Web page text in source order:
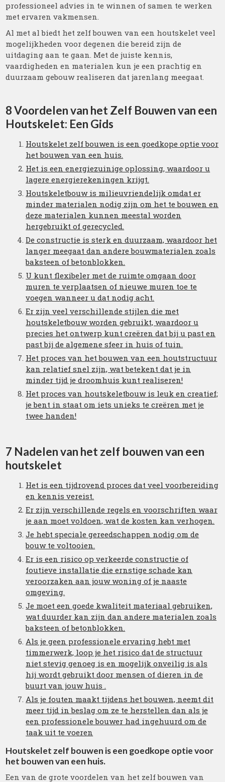
professioneel advies in te winnen of samen te werken
met ervaren vakmensen.
Al met al biedt het zelf bouwen van een houtskelet veel
mogelijkheden voor degenen die bereid zijn de
uitdaging aan te gaan. Met de juiste kennis,
vaardigheden en materialen kun je een prachtig en
duurzaam gebouw realiseren dat jarenlang meegaat.
8 Voordelen van het Zelf Bouwen van een
Houtskelet: Een Gids
Houtskelet zelf bouwen is een goedkope optie voor
het bouwen van een huis.
Het is een energiezuinige oplossing, waardoor u
lagere energierekeningen krijgt.
Houtskeletbouw is milieuvriendelijk omdat er
minder materialen nodig zijn om het te bouwen en
deze materialen kunnen meestal worden
hergebruikt of gerecycled.
De constructie is sterk en duurzaam, waardoor het
langer meegaat dan andere bouwmaterialen zoals
baksteen of betonblokken.
U kunt flexibeler met de ruimte omgaan door
muren te verplaatsen of nieuwe muren toe te
voegen wanneer u dat nodig acht.
Er zijn veel verschillende stijlen die met
houtskeletbouw worden gebruikt, waardoor u
precies het ontwerp kunt creëren dat bij u past en
past bij de algemene sfeer in huis of tuin.
Het proces van het bouwen van een houtstructuur
kan relatief snel zijn, wat betekent dat je in
minder tijd je droomhuis kunt realiseren!
Het proces van houtskeletbouw is leuk en creatief;
je bent in staat om iets unieks te creëren met je
twee handen!
7 Nadelen van het zelf bouwen van een
houtskelet
Het is een tijdrovend proces dat veel voorbereiding
en kennis vereist.
Er zijn verschillende regels en voorschriften waar
je aan moet voldoen, wat de kosten kan verhogen.
Je hebt speciale gereedschappen nodig om de
bouw te voltooien.
Er is een risico op verkeerde constructie of
foutieve installatie die ernstige schade kan
veroorzaken aan jouw woning of je naaste
omgeving.
Je moet een goede kwaliteit materiaal gebruiken,
wat duurder kan zijn dan andere materialen zoals
baksteen of betonblokken.
Als je geen professionele ervaring hebt met
timmerwerk, loop je het risico dat de structuur
niet stevig genoeg is en mogelijk onveilig is als
hij wordt gebruikt door mensen of dieren in de
buurt van jouw huis .
Als je fouten maakt tijdens het bouwen, neemt dit
meer tijd in beslag om ze te herstellen dan als je
een professionele bouwer had ingehuurd om de
taak uit te voeren
Houtskelet zelf bouwen is een goedkope optie voor
het bouwen van een huis.
Een van de grote voordelen van het zelf bouwen van